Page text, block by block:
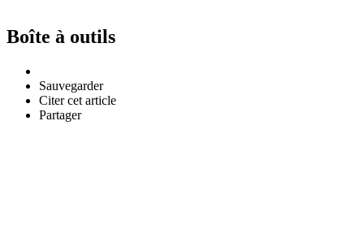
Boîte à outils
Sauvegarder
Citer cet article
Partager